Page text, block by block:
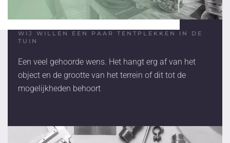
WIJ WILLEN EEN PAAR TENTPLEKKEN IN DE
TUIN
Een veel gehoorde wens. Het hangt erg af van het
object en de grootte van het terrein of dit tot de
mogelijkheden behoort